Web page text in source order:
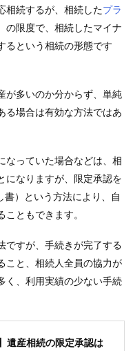
相続するが、相続したプラ
の限度で、相続したマイナ
るという相続の形態です
が多いのか分からず、単純
る場合は有効な方法ではあ
なっていた場合などは、相
になりますが、限定承認を
）という方法により、自
ともできます。
ですが、手続きが完了する
こと、相続人全員の協力が
く、利用実績の少ない手続
遺産相続の限定承認は